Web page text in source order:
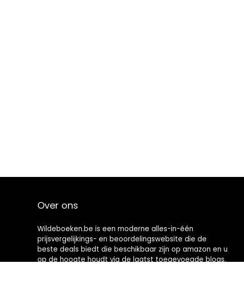
Over ons
Wildeboeken.be is een moderne alles-in-één
prijsvergelijkings- en beoordelingswebsite die de
beste deals biedt die beschikbaar zijn op amazon en u
op de hoogte houdt via de laatst toegevoegde blogs.